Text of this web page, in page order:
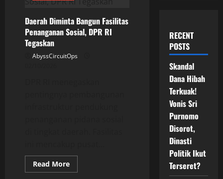
Daerah Diminta Bangun Fasilitas
Penanganan Sosial, DPR RI
Tegaskan
AbyssCircuitOps
Read MoreRead
more
RECENT
POSTS
Skandal
Dana Hibah
Terkuak!
Vonis Sri
Purnomo
Disorot,
Dinasti
Politik Ikut
Terseret?